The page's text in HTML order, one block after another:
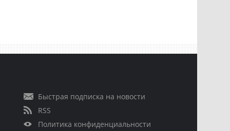
Быстрая подписка на новости
RSS
Политика конфиденциальности